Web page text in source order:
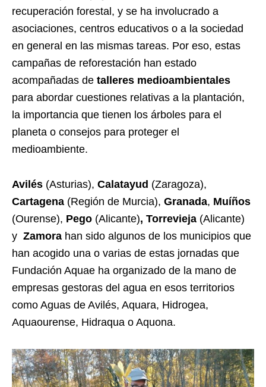
recuperación forestal, y se ha involucrado a
asociaciones, centros educativos o a la sociedad
en general en las mismas tareas. Por eso, estas
campañas de reforestación han estado
acompañadas de talleres medioambientales
para abordar cuestiones relativas a la plantación,
la importancia que tienen los árboles para el
planeta o consejos para proteger el
medioambiente.
Avilés (Asturias), Calatayud (Zaragoza),
Cartagena (Región de Murcia), Granada, Muíños
(Ourense), Pego (Alicante), Torrevieja (Alicante)
y Zamora han sido algunos de los municipios que
han acogido una o varias de estas jornadas que
Fundación Aquae ha organizado de la mano de
empresas gestoras del agua en esos territorios
como Aguas de Avilés, Aquara, Hidrogea,
Aquaourense, Hidraqua o Aquona.